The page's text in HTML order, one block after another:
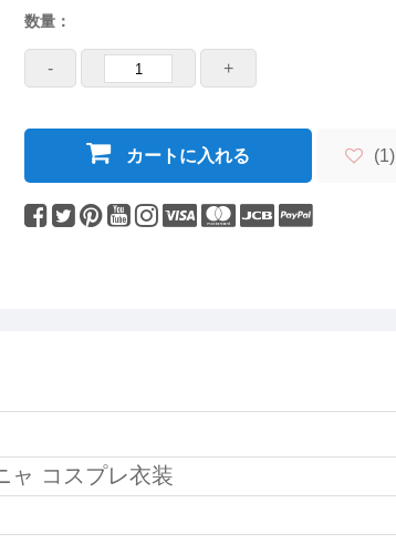
数量：
- +
カートに入れる (1)
ャ コスプレ衣装